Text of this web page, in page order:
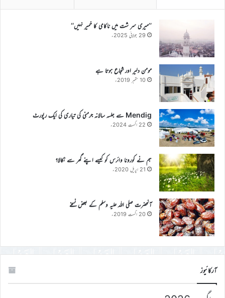
’’میری سر شت میں ناکامی کا خمیر نہیں‘‘
29 جولائی 2025ء
مومن دلیر اور شجاع ہوتا ہے
10 ستمبر 2019ء
Mendig سے جلسہ سالانہ جرمنی کی تیاری کی ایک رپورٹ
22 اگست 2024ء
ہم نے کورونا وائرس کو کیسے اپنے گھر سے نکالا؟
21 اپریل 2020ء
آنحضرت صلی اللہ علیہ وسلم کے بعض نسخے
20 اگست 2019ء
آرکائیوز